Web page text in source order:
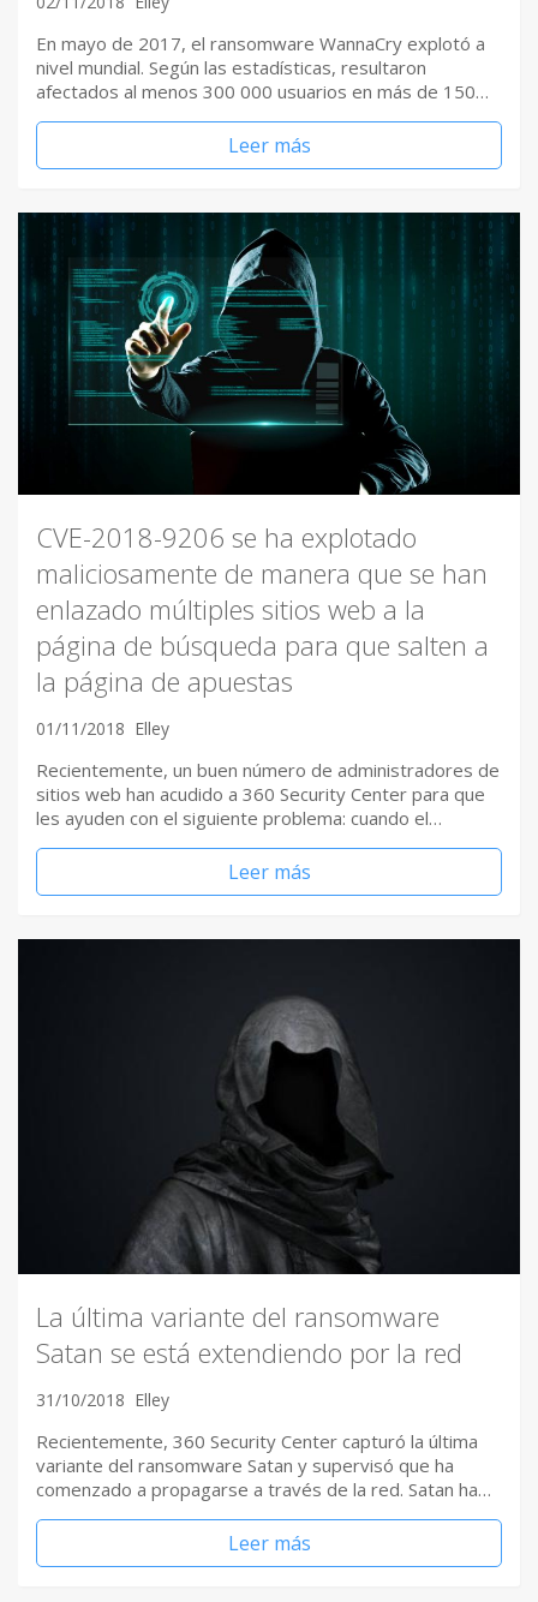
En mayo de 2017, el ransomware WannaCry explotó a
nivel mundial. Según las estadísticas, resultaron
afectados al menos 300 000 usuarios en más de 150…
Leer más
CVE-2018-9206 se ha explotado
maliciosamente de manera que se han
enlazado múltiples sitios web a la
página de búsqueda para que salten a
la página de apuestas
01/11/2018 Elley
Recientemente, un buen número de administradores de
sitios web han acudido a 360 Security Center para que
les ayuden con el siguiente problema: cuando el…
Leer más
La última variante del ransomware
Satan se está extendiendo por la red
31/10/2018 Elley
Recientemente, 360 Security Center capturó la última
variante del ransomware Satan y supervisó que ha
comenzado a propagarse a través de la red. Satan ha…
Leer más